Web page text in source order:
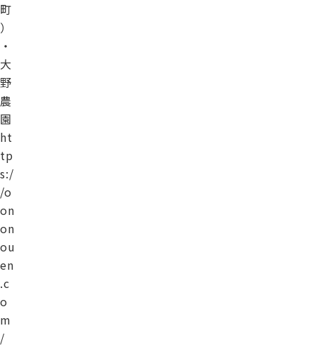
町
）
・
大
野
農
園
ht
tp
s:/
/o
on
on
ou
en
.c
o
m
/